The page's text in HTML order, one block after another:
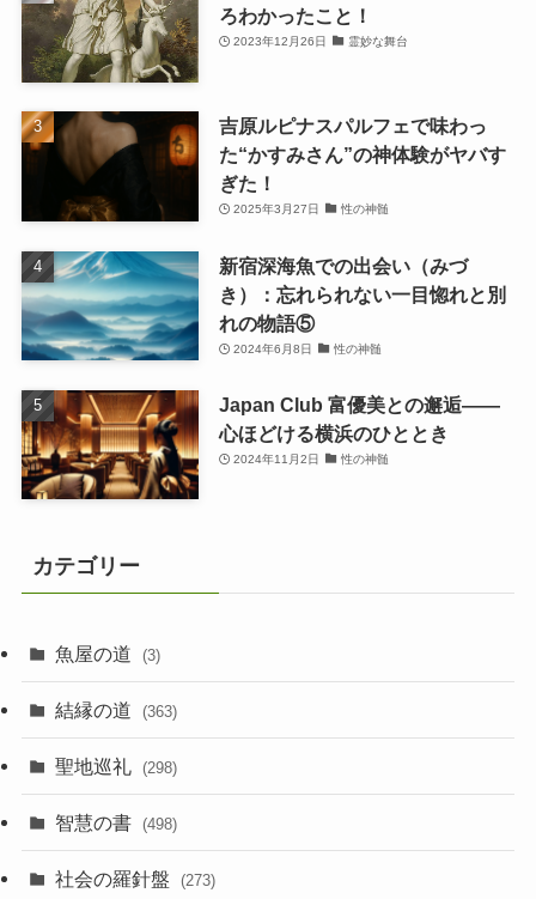
ろわかったこと！
2023年12月26日 霊妙な舞台
吉原ルピナスパルフェで味わっ
た“かすみさん”の神体験がヤバす
ぎた！
2025年3月27日 性の神髄
新宿深海魚での出会い（みづ
き）：忘れられない一目惚れと別
れの物語⑤
2024年6月8日 性の神髄
Japan Club 富優美との邂逅――
心ほどける横浜のひととき
2024年11月2日 性の神髄
カテゴリー
魚屋の道 (3)
結縁の道 (363)
聖地巡礼 (298)
智慧の書 (498)
社会の羅針盤 (273)